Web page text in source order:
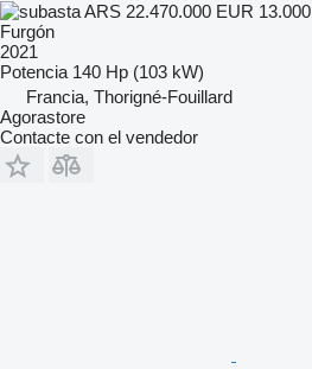
ARS 22.470.000 EUR 13.000
Furgón
2021
Potencia 140 Hp (103 kW)
Francia, Thorigné-Fouillard
Agorastore
Contacte con el vendedor